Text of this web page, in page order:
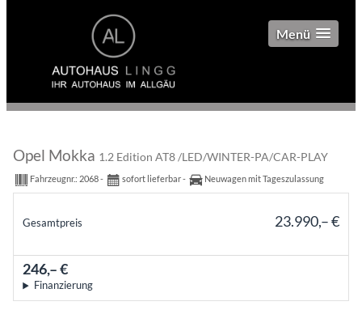
Menü
Opel Mokka 1.2 Edition AT8 /LED/WINTER-PA/CAR-PLAY
Fahrzeugnr.: 2068 sofort lieferbar Neuwagen mit Tageszulassung
Gesamtpreis 23.990,– €
246,– €
Finanzierung